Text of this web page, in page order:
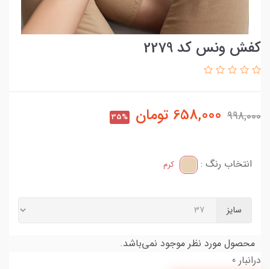
کفش ونس کد 2279
998,000
658,000 تومان 35%
انتخاب رنگ : کرم
سایز
محصول مورد نظر موجود نمی‌باشد.
درانبار 0